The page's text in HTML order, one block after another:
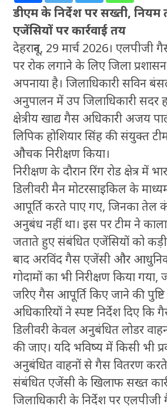
डीएम के निर्देश पर सख्ती, नियम
एजेंसियों पर कार्रवाई तय
देहरादून, 29 मार्च 2026। एलपीजी
पर रोक लगाने के लिए जिला
अपनाया है। जिलाधिकारी सविन
अनुपालन में उप जिलाधिकारी सदर
क्षेत्रीय खाद्य गैस अधिकारी अजय
लिपिक होशियार सिंह की संयुक्त टीम
औचक निरीक्षण किया।
निरीक्षण के दौरान रिंग रोड क्षेत्र में
डिलीवरी मैन मोटरसाइकिल के
आपूर्ति करते पाए गए, जिनका तेल
अनुबंध नहीं था। इस पर टीम ने
जताते हुए संबंधित एजेंसियों को
बाद अरविंद गैस एजेंसी और
गोदामों का भी निरीक्षण किया
जरिए गैस आपूर्ति किए जाने की पुष्टि
अधिकारियों ने स्पष्ट निर्देश दिए कि
डिलीवरी केवल अनुबंधित लोडर
की जाए। यदि भविष्य में किसी भी
अनुबंधित वाहनों से गैस वितरण करते
संबंधित एजेंसी के खिलाफ सख्त
जिलाधिकारी के निर्देश पर